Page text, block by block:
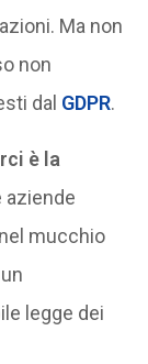
Ma non
non
dal GDPR.
è la
aziende
mucchio
legge dei